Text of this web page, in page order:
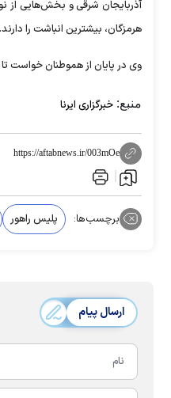
آذربایجان شرقی و بخش‌هایی از
هرمزگان، بیشترین انباشت را دارند.
وی در پایان از هموطنان خواست
منبع: خبرگزاری ایرنا
https://aftabnews.ir/003mOe
برچسب‌ها: پلیس راهور
ارسال پیام